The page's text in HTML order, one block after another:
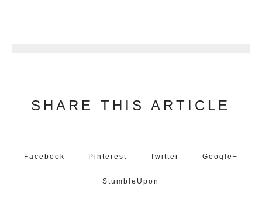
SHARE THIS ARTICLE
Facebook Pinterest Twitter Google+
StumbleUpon